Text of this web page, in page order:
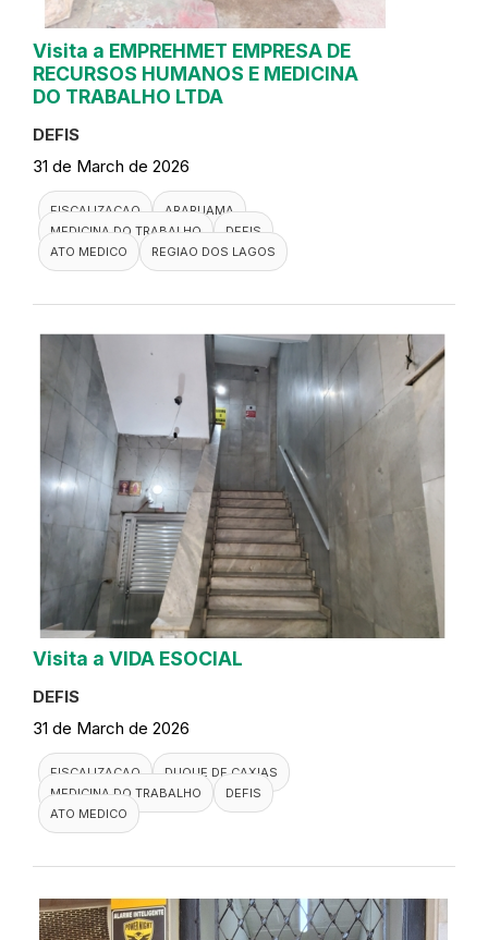
Visita a EMPREHMET EMPRESA DE
RECURSOS HUMANOS E MEDICINA
DO TRABALHO LTDA
DEFIS
31 de March de 2026
FISCALIZACAO
ARARUAMA
MEDICINA DO TRABALHO
DEFIS
ATO MEDICO
REGIAO DOS LAGOS
Visita a VIDA ESOCIAL
DEFIS
31 de March de 2026
FISCALIZACAO
DUQUE DE CAXIAS
MEDICINA DO TRABALHO
DEFIS
ATO MEDICO